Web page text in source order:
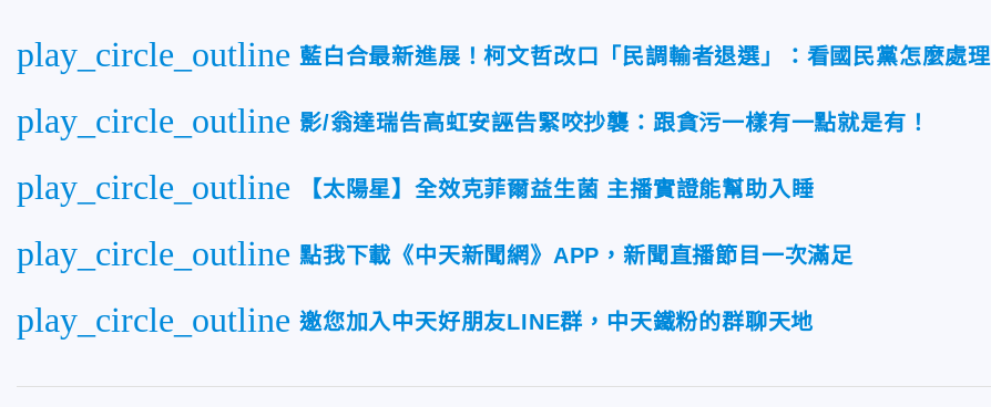
play_circle_outline 藍白合最新進展！柯文哲改口「民調輸者退選」：看國民黨怎麼處理
play_circle_outline 影/翁達瑞告高虹安誣告緊咬抄襲：跟貪污一樣有一點就是有！
play_circle_outline 【太陽星】全效克菲爾益生菌 主播實證能幫助入睡
play_circle_outline 點我下載《中天新聞網》APP，新聞直播節目一次滿足
play_circle_outline 邀您加入中天好朋友LINE群，中天鐵粉的群聊天地